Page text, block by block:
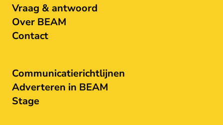
Vraag & antwoord
Over BEAM
Contact
Communicatierichtlijnen
Adverteren in BEAM
Stage